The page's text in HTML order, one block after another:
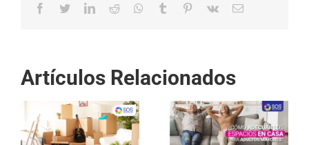
Facebook
TwitterLinkedIn
Reddit Whatsapp
Tumblr Pinterest
Vk Email
Artículos Relacionados